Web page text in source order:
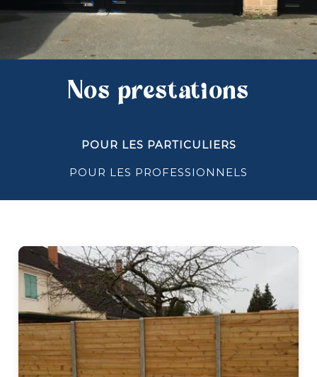
Nos prestations
POUR LES PARTICULIERS
POUR LES PROFESSIONNELS